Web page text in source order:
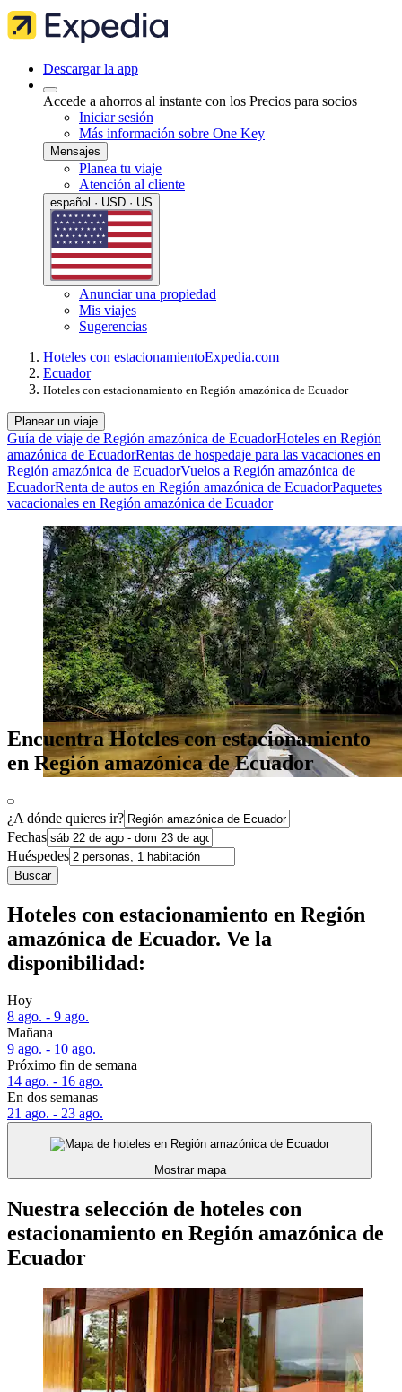
Descargar la app
Accede a ahorros al instante con los Precios para socios
Iniciar sesión
Más información sobre One Key
Mensajes
Planea tu viaje
Atención al cliente
español · USD · US
Anunciar una propiedad
Mis viajes
Sugerencias
Hoteles con estacionamientoExpedia.com
Ecuador
Hoteles con estacionamiento en Región amazónica de Ecuador
Planear un viaje
Guía de viaje de Región amazónica de EcuadorHoteles en Región
amazónica de EcuadorRentas de hospedaje para las vacaciones en
Región amazónica de EcuadorVuelos a Región amazónica de
EcuadorRenta de autos en Región amazónica de EcuadorPaquetes
vacacionales en Región amazónica de Ecuador
Encuentra Hoteles con estacionamiento
en Región amazónica de Ecuador
¿A dónde quieres ir?
Fechas
Huéspedes
Buscar
Hoteles con estacionamiento en Región
amazónica de Ecuador. Ve la
disponibilidad:
Hoy
8 ago. - 9 ago.
Mañana
9 ago. - 10 ago.
Próximo fin de semana
14 ago. - 16 ago.
En dos semanas
21 ago. - 23 ago.
Mostrar mapa
Nuestra selección de hoteles con
estacionamiento en Región amazónica de
Ecuador